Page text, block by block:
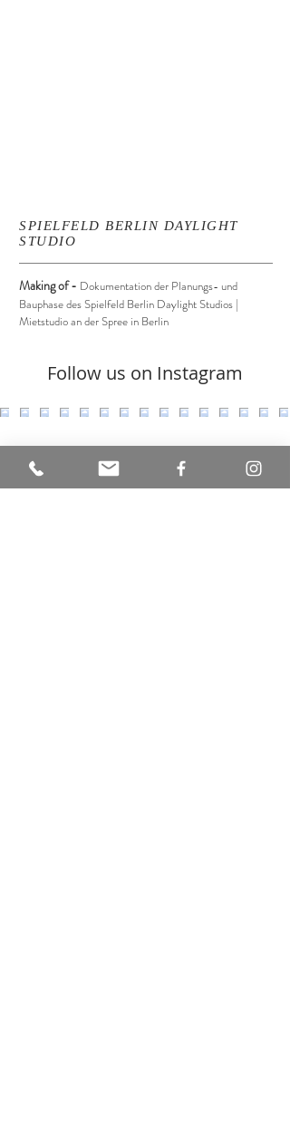
SPIELFELD BERLIN DAYLIGHT
STUDIO
Making of- Dokumentation der Planungs- und
Bauphase des Spielfeld Berlin Daylight Studios |
Mietstudioan der Spree in Berlin
Follow us on Instagram